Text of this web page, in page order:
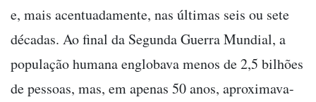
e, mais acentuadamente, nas últimas seis ou sete
décadas. Ao final da Segunda Guerra Mundial, a
população humana englobava menos de 2,5 bilhões
de pessoas, mas, em apenas 50 anos, aproximava-